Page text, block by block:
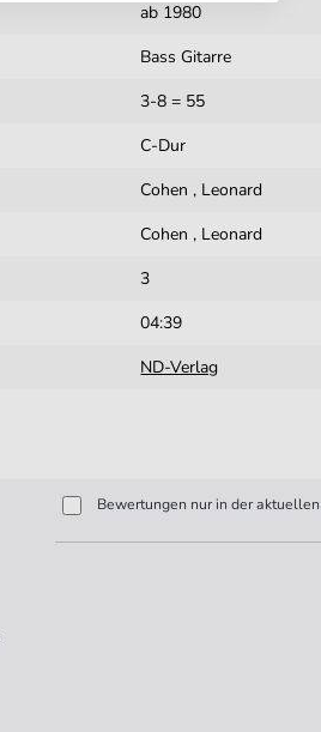
ab 1980
Bass Gitarre
3-8 = 55
C-Dur
Cohen , Leonard
Cohen , Leonard
3
04:39
ND-Verlag
Bewertungen nur in der